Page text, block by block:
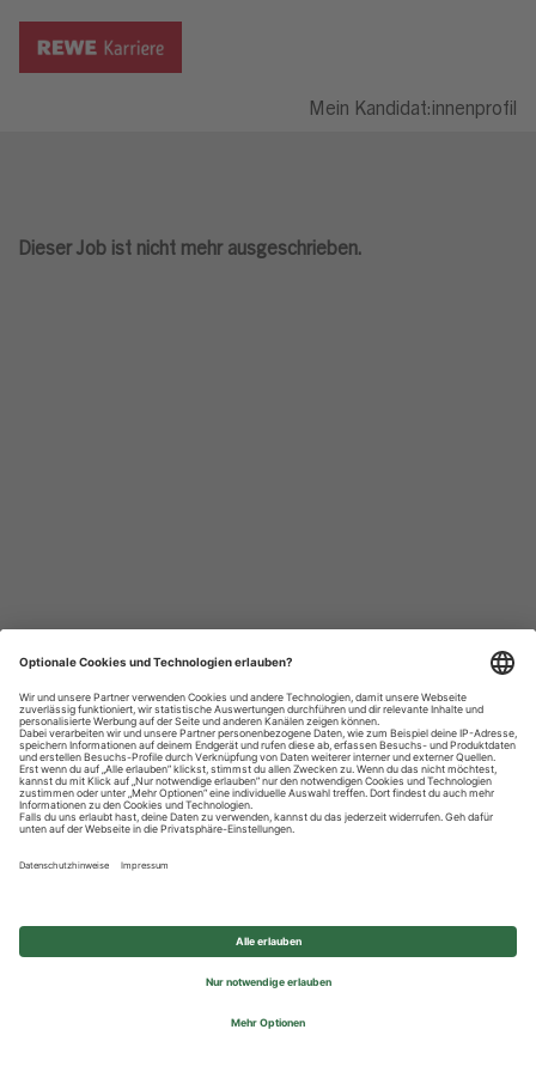
Mein Kandidat:innenprofil
Dieser Job ist nicht mehr ausgeschrieben.
Datenschutzhinweise
Impressum
Privatsphäre-Einstellungen
© 2026 REWE Group - All rights reserved